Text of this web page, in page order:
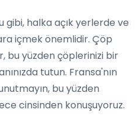
halka açık yerlerde ve
içmek önemlidir. Çöp
bu yüzden çöplerinizi bir
tutun. Fransa'nın
bu yüzden
cinsinden konuşuyoruz.